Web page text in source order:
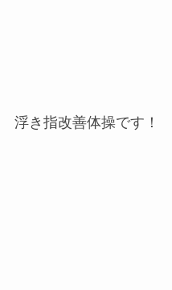
浮き指改善体操です！